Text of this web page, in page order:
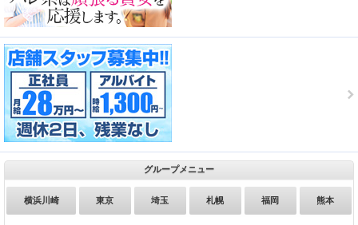
グループメニュー
横浜川崎 東京 埼玉 札幌 福岡 熊本